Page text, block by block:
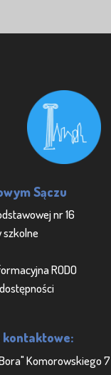
Sączu
nr 16
szkolne
RODO
Komorowskiego 7